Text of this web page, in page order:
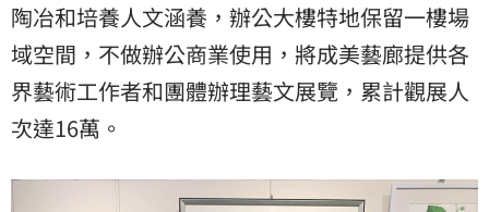
陶冶和培養人文涵養，辦公大樓特地保留一樓場
域空間，不做辦公商業使用，將成美藝廊提供各
界藝術工作者和團體辦理藝文展覽，累計觀展人
次達16萬。